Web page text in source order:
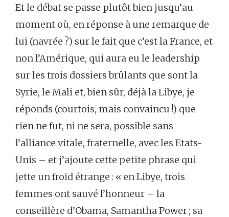
Et le débat se passe plutôt bien jusqu’au
moment où, en réponse à une remarque de
lui (navrée ?) sur le fait que c’est la France, et
non l’Amérique, qui aura eu le leadership
sur les trois dossiers brûlants que sont la
Syrie, le Mali et, bien sûr, déjà la Libye, je
réponds (courtois, mais convaincu !) que
rien ne fut, ni ne sera, possible sans
l’alliance vitale, fraternelle, avec les Etats-
Unis – et j’ajoute cette petite phrase qui
jette un froid étrange : « en Libye, trois
femmes ont sauvé l’honneur – la
conseillère d’Obama, Samantha Power ; sa